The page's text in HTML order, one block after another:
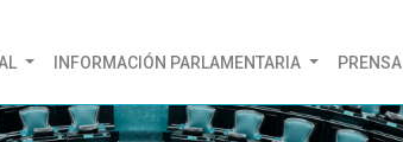
INFORMACIÓN PARLAMENTARIA PRENSA